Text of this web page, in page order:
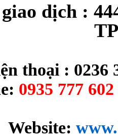
dịch :
thoại : 0236
0935 777
Website: